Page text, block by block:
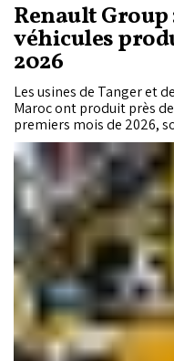
Renault
véhicules
2026
Les usines de Tanger et
Maroc ont produit près
premiers mois de 2026,
par rapport à la même